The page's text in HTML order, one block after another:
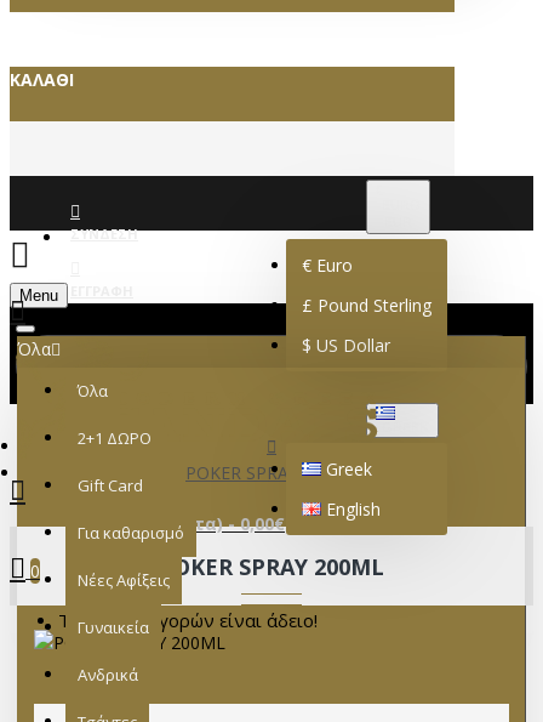
ΚΑΛΆΘΙ
ΣΎΝΔΕΣΗ
€ Euro
£ Pound Sterling
$ US Dollar
Greek
English
Menu
0 προϊόν(τα) - 0,00€
0
Το καλάθι αγορών είναι άδειο!
Όλα
Όλα
2+1 ΔΩΡΟ
Gift Card
Για καθαρισμό
Νέες Αφίξεις
Γυναικεία
Ανδρικά
POKER SPRAY 200ML
POKER SPRAY 200ML